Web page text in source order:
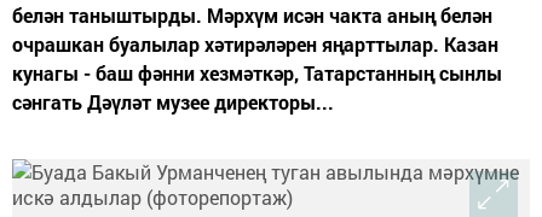
белән таныштырды. Мәрхүм исән чакта аның белән
очрашкан буалылар хәтирәләрен яңарттылар. Казан
кунагы - баш фәнни хезмәткәр, Татарстанның сынлы
сәнгать Дәүләт музее директоры...